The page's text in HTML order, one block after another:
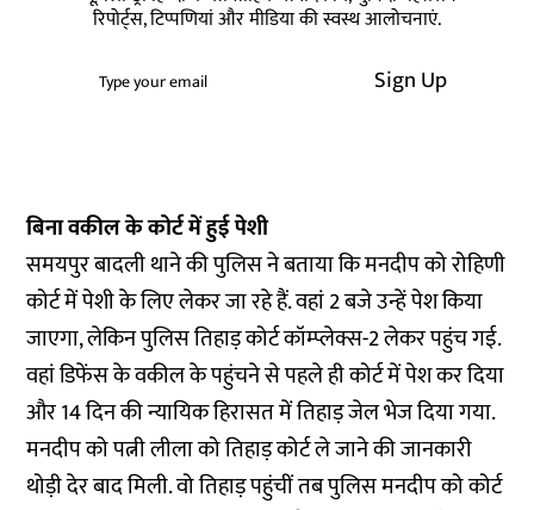
रिपोर्ट्स, टिप्पणियां और मीडिया की स्वस्थ आलोचनाएं.
Sign Up
बिना वकील के कोर्ट में हुई पेशी
समयपुर बादली थाने की पुलिस ने बताया कि मनदीप को रोहिणी
कोर्ट में पेशी के लिए लेकर जा रहे हैं. वहां 2 बजे उन्हें पेश किया
जाएगा, लेकिन पुलिस तिहाड़ कोर्ट कॉम्प्लेक्स-2 लेकर पहुंच गई.
वहां डिफेंस के वकील के पहुंचने से पहले ही कोर्ट में पेश कर दिया
और 14 दिन की न्यायिक हिरासत में तिहाड़ जेल भेज दिया गया.
मनदीप को पत्नी लीला को तिहाड़ कोर्ट ले जाने की जानकारी
थोड़ी देर बाद मिली. वो तिहाड़ पहुंचीं तब पुलिस मनदीप को कोर्ट